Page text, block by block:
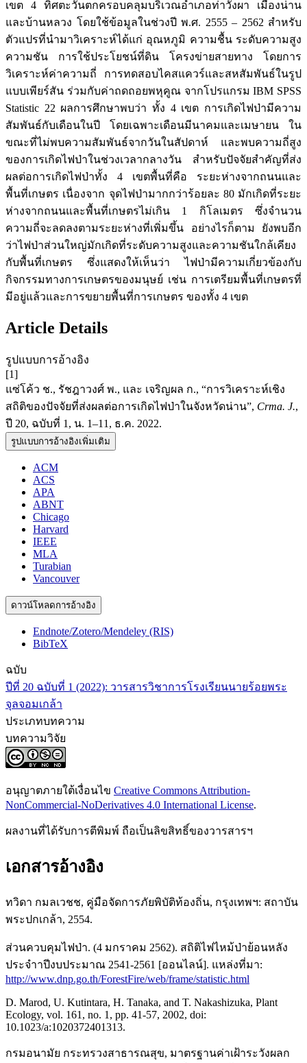
เขต 4 ทิศตะวันตกครอบคลุมบริเวณอำเภอท่าวังผา เมืองน่าน
และบ้านหลวง โดยใช้ข้อมูลในช่วงปี พ.ศ. 2555 – 2562 สำหรับ
ตัวแปรที่นำมาวิเคราะห์ได้แก่ อุณหภูมิ ความชื้น ระดับความสูง
ความชัน การใช้ประโยชน์ที่ดิน โครงข่ายสายทาง โดยการ
วิเคราะห์ค่าความถี่ การทดสอบไคสแควร์และสหสัมพันธ์ในรูป
แบบเพียร์สัน ร่วมกับค่าถดถอยพหุคูณ จากโปรแกรม IBM SPSS
Statistic 22 ผลการศึกษาพบว่า ทั้ง 4 เขต การเกิดไฟป่ามีความ
สัมพันธ์กับเดือนในปี โดยเฉพาะเดือนมีนาคมและเมษายน ใน
ขณะที่ไม่พบความสัมพันธ์จากวันในสัปดาห์ และพบความถี่สูง
ของการเกิดไฟป่าในช่วงเวลากลางวัน สำหรับปัจจัยสำคัญที่ส่ง
ผลต่อการเกิดไฟป่าทั้ง 4 เขตพื้นที่คือ ระยะห่างจากถนนและ
พื้นที่เกษตร เนื่องจาก จุดไฟป่ามากกว่าร้อยละ 80 มักเกิดที่ระยะ
ห่างจากถนนและพื้นที่เกษตรไม่เกิน 1 กิโลเมตร ซึ่งจำนวน
ความถี่จะลดลงตามระยะห่างที่เพิ่มขึ้น อย่างไรก็ตาม ยังพบอีก
ว่าไฟป่าส่วนใหญ่มักเกิดที่ระดับความสูงและความชันใกล้เคียง
กับพื้นที่เกษตร ซึ่งแสดงให้เห็นว่า ไฟป่ามีความเกี่ยวข้องกับ
กิจกรรมทางการเกษตรของมนุษย์ เช่น การเตรียมพื้นที่เกษตรที่
มีอยู่แล้วและการขยายพื้นที่การเกษตร ของทั้ง 4 เขต
Article Details
รูปแบบการอ้างอิง
[1]
แซ่โค้ว ช., รัชฎาวงศ์ พ., และ เจริญผล ก., “การวิเคราะห์เชิง
สถิติของปัจจัยที่ส่งผลต่อการเกิดไฟป่าในจังหวัดน่าน”, Crma. J.,
ปี 20, ฉบับที่ 1, น. 1–11, ธ.ค. 2022.
รูปแบบการอ้างอิงเพิ่มเติม
ACM
ACS
APA
ABNT
Chicago
Harvard
IEEE
MLA
Turabian
Vancouver
ดาวน์โหลดการอ้างอิง
Endnote/Zotero/Mendeley (RIS)
BibTeX
ฉบับ
ปีที่ 20 ฉบับที่ 1 (2022): วารสารวิชาการโรงเรียนนายร้อยพระ
จุลจอมเกล้า
ประเภทบทความ
บทความวิจัย
อนุญาตภายใต้เงื่อนไข Creative Commons Attribution-
NonCommercial-NoDerivatives 4.0 International License.
ผลงานที่ได้รับการตีพิมพ์ ถือเป็นลิขสิทธิ์ของวารสารฯ
เอกสารอ้างอิง
ทวิดา กมลเวชช, คู่มือจัดการภัยพิบัติท้องถิ่น, กรุงเทพฯ: สถาบัน
พระปกเกล้า, 2554.
ส่วนควบคุมไฟป่า. (4 มกราคม 2562). สถิติไฟไหม้ป่าย้อนหลัง
ประจําาปีงบประมาณ 2541-2561 [ออนไลน์]. แหล่งที่มา:
http://www.dnp.go.th/ForestFire/web/frame/statistic.html
D. Marod, U. Kutintara, H. Tanaka, and T. Nakashizuka, Plant
Ecology, vol. 161, no. 1, pp. 41-57, 2002, doi:
10.1023/a:1020372401313.
กรมอนามัย กระทรวงสาธารณสุข, มาตรฐานค่าเฝ้าระวังผลก